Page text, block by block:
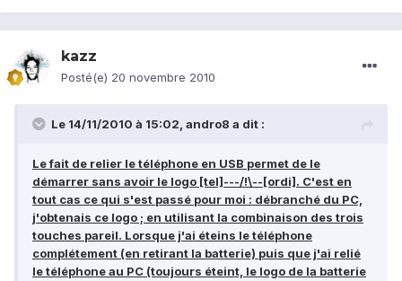
kazz
Posté(e) 20 novembre 2010
Le 14/11/2010 à 15:02, andro8 a dit :
Le fait de relier le téléphone en USB permet de le
démarrer sans avoir le logo [tel]---/!\--[ordi]. C'est en
tout cas ce qui s'est passé pour moi : débranché du PC,
j'obtenais ce logo ; en utilisant la combinaison des trois
touches pareil. Lorsque j'ai éteins le téléphone
complétement (en retirant la batterie) puis que j'ai relié
le téléphone au PC (toujours éteint, le logo de la batterie